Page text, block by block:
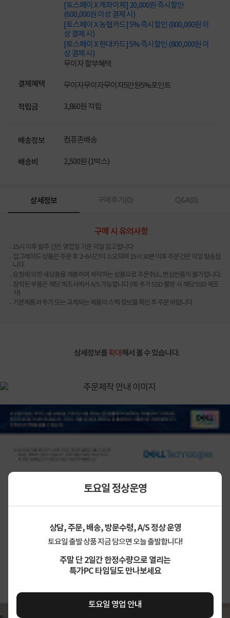
토요일 정상운영
상담, 주문, 배송, 방문수령, A/S 정상 운영
토요일 출발 상품 지금 담으면 오늘 출발합니다!
주말 단 2일간 한정수량으로 열리는
특가PC 타임딜도 만나보세요
토요일 영업 안내
[토스페이 X 계좌이체] 20,000원 즉시할인
(600,000원 이상 결제 시)
[토스페이 X 농협카드] 5% 즉시할인 (800,000원 이
상 결제 시)
[토스페이 X 현대카드] 5% 즉시할인 (800,000원 이
상 결제 시)
무이자 할부혜택
결제혜택 무이자무이자무이자5만원5%포인트
적립금 3,860원 적립
배송정보 컴퓨존배송
배송비 2,500원 (1박스)
상세정보 구매후기(0) Q&A(0)
구매 시 유의사항
15시 이후 발주 건은 영업일 기준 익일 입고됩니다
업그레이드 상품은 주문 후 2~6시간이 소요되며 15시 30분 이후 주문건은 익일 발송됩
니다.
요청에 의한 새상품을 개봉하여 제작하는 상품으로 주문취소, 변심반품이 불가합니다.
장착된 부품은 해당 제조사에서 A/S 가능합니다 (예: 추가 SSD 불량 시 해당 SSD 제조
사)
기본제품과 추가 또는 교체되는 제품의 스펙 정보를 확인 후 주문 바랍니다.
상세정보를확대해서 볼 수 있습니다.